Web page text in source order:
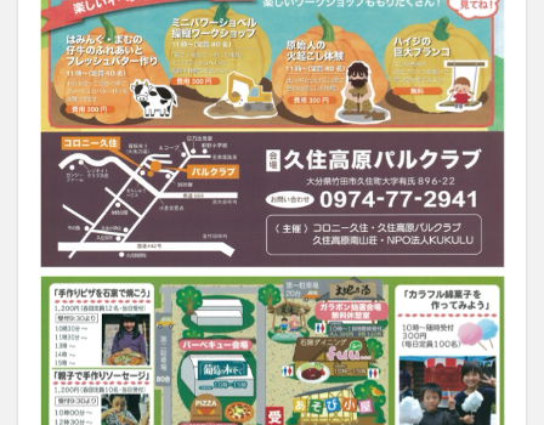
鉄道ジオラマ
閉店 閉院 開店
開店閉店
開店閉店まとめ
開院 韓国
韓国料理
音楽
飛行機 飲み物 高崎山 鰻
検索